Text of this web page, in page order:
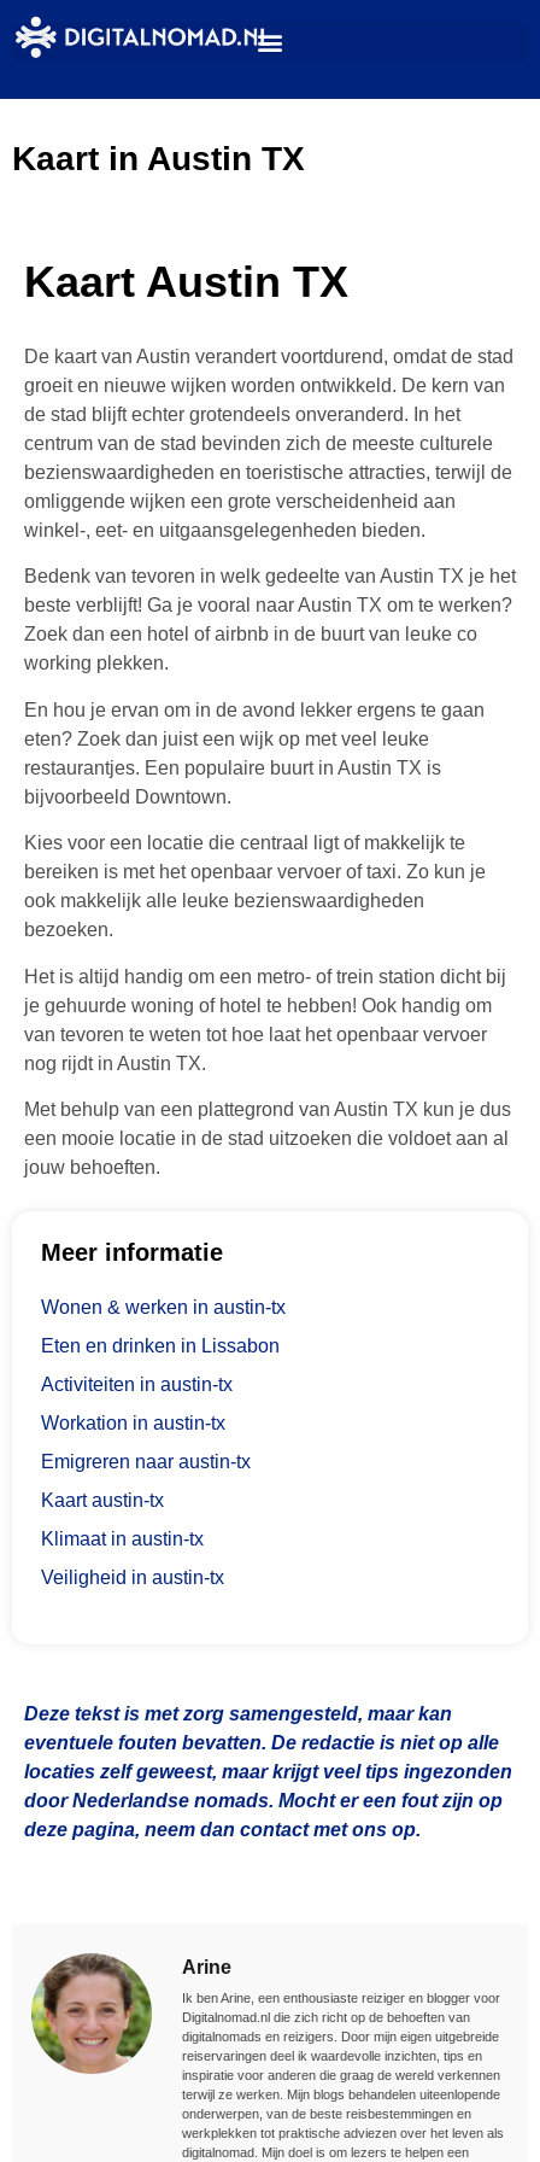
Kaart in Austin TX
Kaart Austin TX
De kaart van Austin verandert voortdurend, omdat de stad
groeit en nieuwe wijken worden ontwikkeld. De kern van
de stad blijft echter grotendeels onveranderd. In het
centrum van de stad bevinden zich de meeste culturele
bezienswaardigheden en toeristische attracties, terwijl de
omliggende wijken een grote verscheidenheid aan
winkel-, eet- en uitgaansgelegenheden bieden.
Bedenk van tevoren in welk gedeelte van Austin TX je het
beste verblijft! Ga je vooral naar Austin TX om te werken?
Zoek dan een hotel of airbnb in de buurt van leuke co
working plekken.
En hou je ervan om in de avond lekker ergens te gaan
eten? Zoek dan juist een wijk op met veel leuke
restaurantjes. Een populaire buurt in Austin TX is
bijvoorbeeld Downtown.
Kies voor een locatie die centraal ligt of makkelijk te
bereiken is met het openbaar vervoer of taxi. Zo kun je
ook makkelijk alle leuke bezienswaardigheden
bezoeken.
Het is altijd handig om een metro- of trein station dicht bij
je gehuurde woning of hotel te hebben! Ook handig om
van tevoren te weten tot hoe laat het openbaar vervoer
nog rijdt in Austin TX.
Met behulp van een plattegrond van Austin TX kun je dus
een mooie locatie in de stad uitzoeken die voldoet aan al
jouw behoeften.
Meer informatie
Wonen & werken in austin-tx
Eten en drinken in Lissabon
Activiteiten in austin-tx
Workation in austin-tx
Emigreren naar austin-tx
Kaart austin-tx
Klimaat in austin-tx
Veiligheid in austin-tx
Deze tekst is met zorg samengesteld, maar kan
eventuele fouten bevatten. De redactie is niet op alle
locaties zelf geweest, maar krijgt veel tips ingezonden
door Nederlandse nomads. Mocht er een fout zijn op
deze pagina, neem dan contact met ons op.
Arine
Ik ben Arine, een enthousiaste reiziger en blogger voor
Digitalnomad.nl die zich richt op de behoeften van
digitalnomads en reizigers. Door mijn eigen uitgebreide
reiservaringen deel ik waardevolle inzichten, tips en
inspiratie voor anderen die graag de wereld verkennen
terwijl ze werken. Mijn blogs behandelen uiteenlopende
onderwerpen, van de beste reisbestemmingen en
werkplekken tot praktische adviezen over het leven als
digitalnomad. Mijn doel is om lezers te helpen een